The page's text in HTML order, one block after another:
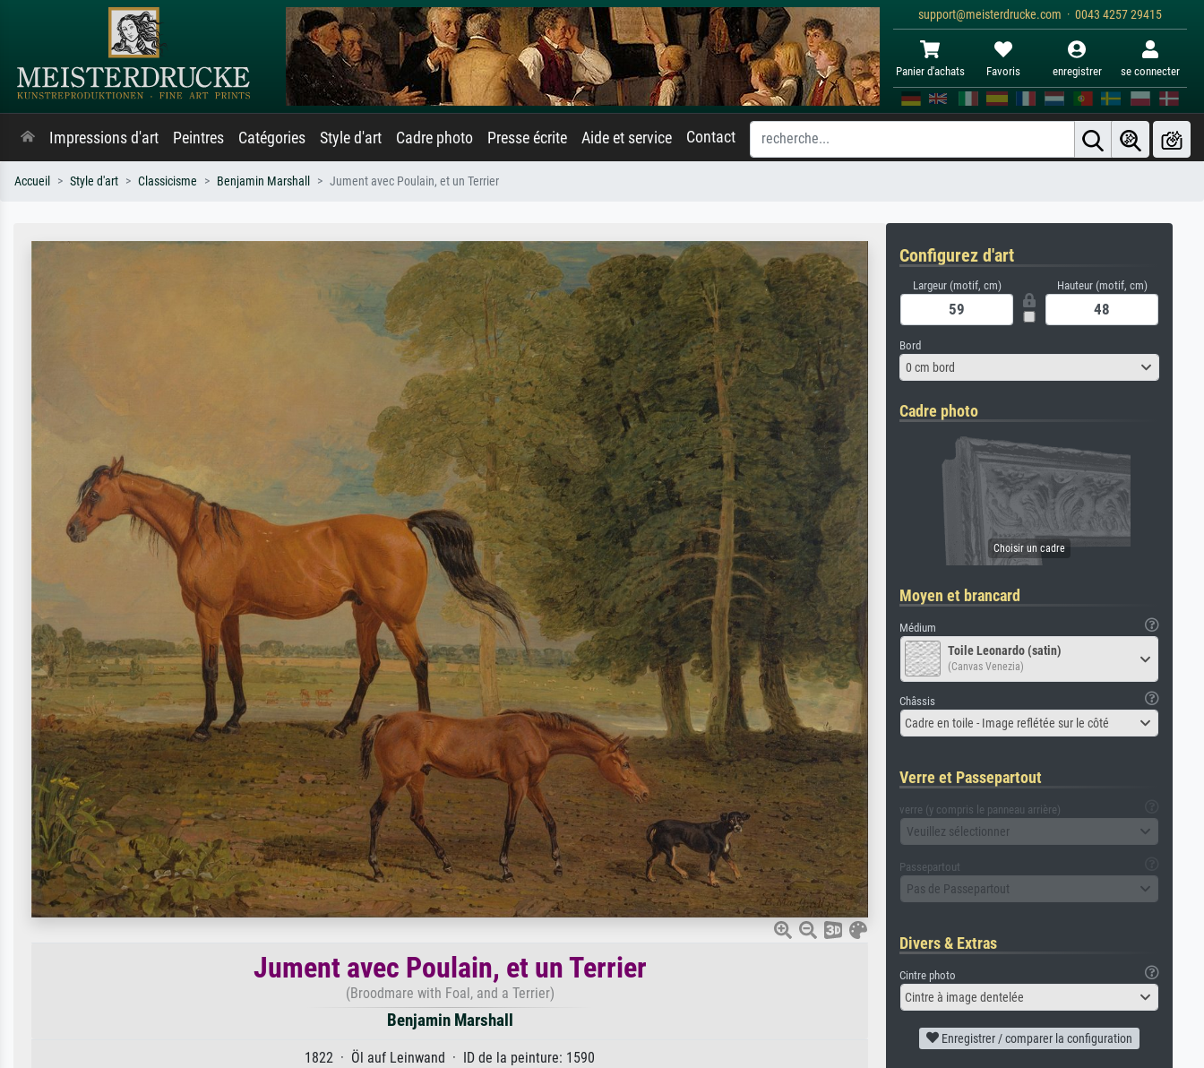
support@meisterdrucke.com · 0043 4257 29415
Panier d'achats Favoris enregistrer se connecter
Impressions d'art Peintres Catégories Style d'art Cadre photo Presse écrite Aide et service Contact
Accueil Style d'art Classicisme Benjamin Marshall Jument avec Poulain, et un Terrier
Jument avec Poulain, et un Terrier
(Broodmare with Foal, and a Terrier)
Benjamin Marshall
1822 · Öl auf Leinwand · ID de la peinture: 1590
Configurez d'art
Largeur (motif, cm) Hauteur (motif, cm)
Bord
0 cm bord
Cadre photo
Moyen et brancard
Médium
Toile Leonardo (satin)
(Canvas Venezia)
Châssis
Cadre en toile - Image reflétée sur le côté
Verre et Passepartout
verre (y compris le panneau arrière)
Veuillez sélectionner
Passepartout
Pas de Passepartout
Divers & Extras
Cintre photo
Cintre à image dentelée
Enregistrer / comparer la configuration